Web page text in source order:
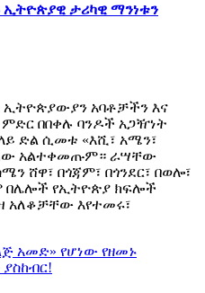
ኢትዮጵያዊ ታሪካዊ ማንነቱን
ኢትዮጵያውያን አባቶቻችን እና
በበቀሉ ባንዶች አጋዥነት
ድል ሲመቱ «እሺ፣ አሜን፣
አልተቀመጡም። ራሣቸው
ሸዋ፣ በጎጃም፣ በጎንደር፣ በወሎ፣
በሌሎች የኢትዮጵያ ክፍሎች
አለቆቻቸው እየተመሩ፣
አመድ» የሆነው የዘመኑ